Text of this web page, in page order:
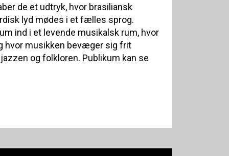
de et udtryk, hvor brasiliansk
lyd mødes i et fælles sprog.
ind i et levende musikalsk rum, hvor
hvor musikken bevæger sig frit
og folkloren. Publikum kan se